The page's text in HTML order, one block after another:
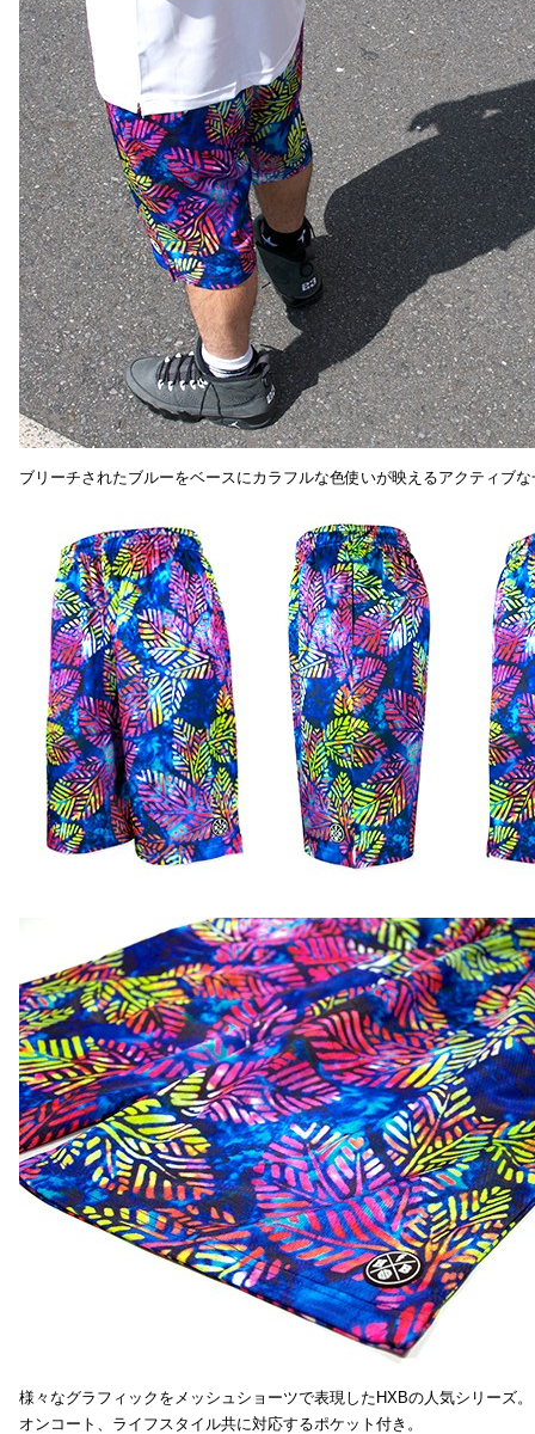
ブリーチされたブルーをベースにカラフルな色使いが映えるアクティブ
様々なグラフィックをメッシュショーツで表現したHXBの人気シリーズ。
オンコート、ライフスタイル共に対応するポケット付き。